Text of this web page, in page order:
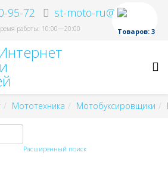
95-72 st-moto-ru@ya.ru
работы: 10:00—20:00 Товаров: 3
Мототехника Мотобуксировщики
Расширенный поиск